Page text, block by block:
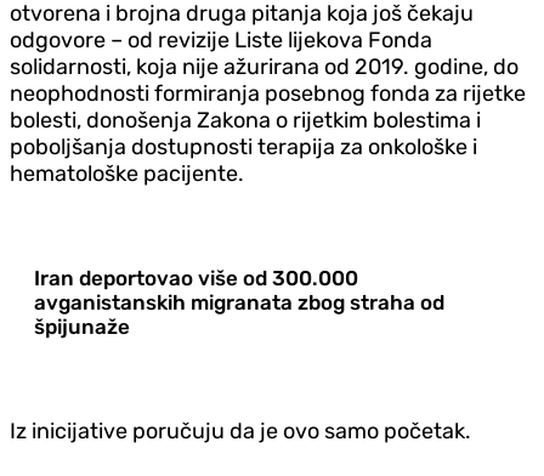
otvorena i brojna druga pitanja koja još čekaju
odgovore – od revizije Liste lijekova Fonda
solidarnosti, koja nije ažurirana od 2019. godine, do
neophodnosti formiranja posebnog fonda za rijetke
bolesti, donošenja Zakona o rijetkim bolestima i
poboljšanja dostupnosti terapija za onkološke i
hematološke pacijente.
Iran deportovao više od 300.000
avganistanskih migranata zbog straha od
špijunaže
Iz inicijative poručuju da je ovo samo početak.